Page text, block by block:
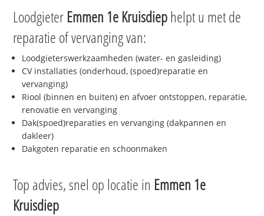
Loodgieter Emmen 1e Kruisdiephelpt u met de
reparatie of vervanging van:
Loodgieterswerkzaamheden (water- en gasleiding)
CV installaties (onderhoud, (spoed)reparatie en
vervanging)
Riool (binnen en buiten) en afvoer ontstoppen, reparatie,
renovatie en vervanging
Dak(spoed)reparaties en vervanging (dakpannen en
dakleer)
Dakgoten reparatie en schoonmaken
Top advies, snel op locatie in Emmen 1e
Kruisdiep